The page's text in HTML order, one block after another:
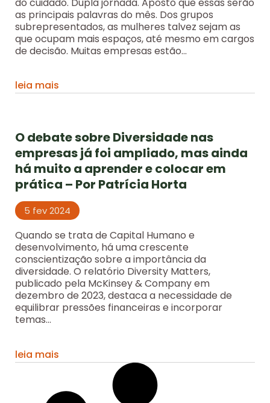
as principais palavras do mês. Dos grupos
subrepresentados, as mulheres talvez sejam as
que ocupam mais espaços, até mesmo em cargos
de decisão. Muitas empresas estão...
leia mais
O debate sobre Diversidade nas
empresas já foi ampliado, mas ainda
há muito a aprender e colocar em
prática – Por Patrícia Horta
5 fev 2024
Quando se trata de Capital Humano e
desenvolvimento, há uma crescente
conscientização sobre a importância da
diversidade. O relatório Diversity Matters,
publicado pela McKinsey & Company em
dezembro de 2023, destaca a necessidade de
equilibrar pressões financeiras e incorporar
temas...
leia mais